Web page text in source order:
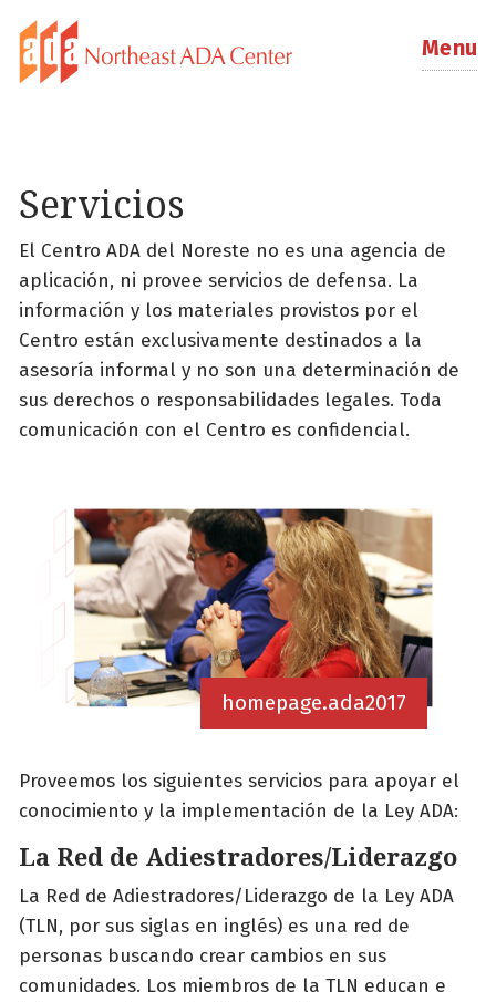
Menu
Servicios
El Centro ADA del Noreste no es una agencia de
aplicación, ni provee servicios de defensa. La
información y los materiales provistos por el
Centro están exclusivamente destinados a la
asesoría informal y no son una determinación de
sus derechos o responsabilidades legales. Toda
comunicación con el Centro es confidencial.
homepage.ada2017
Proveemos los siguientes servicios para apoyar el
conocimiento y la implementación de la Ley ADA:
La Red de Adiestradores/Liderazgo
La Red de Adiestradores/Liderazgo de la Ley ADA
(TLN, por sus siglas en inglés) es una red de
personas buscando crear cambios en sus
comunidades. Los miembros de la TLN educan e